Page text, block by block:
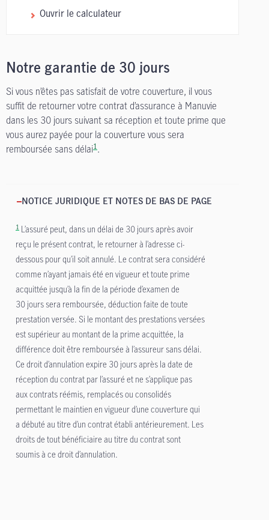
Ouvrir le calculateur
Notre garantie de 30 jours
Si vous n’êtes pas satisfait de votre couverture, il vous
suffit de retourner votre contrat d’assurance à Manuvie
dans les 30 jours suivant sa réception et toute prime que
vous aurez payée pour la couverture vous sera
remboursée sans délai1.
NOTICE JURIDIQUE ET NOTES DE BAS DE PAGE
1 L’assuré peut, dans un délai de 30 jours après avoir
reçu le présent contrat, le retourner à l’adresse ci-
dessous pour qu’il soit annulé. Le contrat sera considéré
comme n’ayant jamais été en vigueur et toute prime
acquittée jusqu’à la fin de la période d’examen de
30 jours sera remboursée, déduction faite de toute
prestation versée. Si le montant des prestations versées
est supérieur au montant de la prime acquittée, la
différence doit être remboursée à l’assureur sans délai.
Ce droit d’annulation expire 30 jours après la date de
réception du contrat par l’assuré et ne s’applique pas
aux contrats réémis, remplacés ou consolidés
permettant le maintien en vigueur d’une couverture qui
a débuté au titre d’un contrat établi antérieurement. Les
droits de tout bénéficiaire au titre du contrat sont
soumis à ce droit d’annulation.